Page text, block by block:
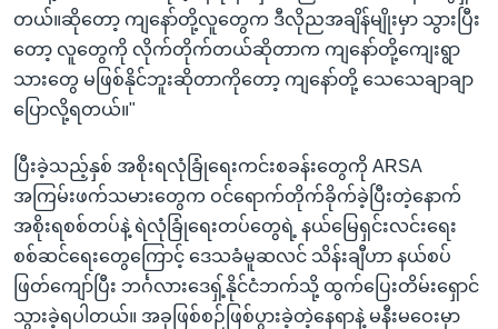
တယ်။ဆိုတော့ ကျနော်တို့လူတွေက ဒီလိုညအချိန်မျိုးမှာ သွားပြီး
တော့ လူတွေကို လိုက်တိုက်တယ်ဆိုတာက ကျနော်တို့ကျေးရွာ
သားတွေ မဖြစ်နိုင်ဘူးဆိုတာကိုတော့ ကျနော်တို့ သေသေချာချာ
ပြောလို့ရတယ်။"
ပြီးခဲ့သည့်နှစ် အစိုးရလုံခြုံရေးကင်းစခန်းတွေကို ARSA
အကြမ်းဖက်သမားတွေက ဝင်ရောက်တိုက်ခိုက်ခဲ့ပြီးတဲ့နောက်
အစိုးရစစ်တပ်နဲ့ ရဲလုံခြုံရေးတပ်တွေရဲ့ နယ်မြေရှင်းလင်းရေး
စစ်ဆင်ရေးတွေကြောင့် ဒေသခံမူဆလင် သိန်းချီဟာ နယ်စပ်
ဖြတ်ကျော်ပြီး ဘင်္ဂလားဒေရှ့်နိုင်ငံဘက်သို့ ထွက်ပြေးတိမ်းရှောင်
သွားခဲ့ရပါတယ်။ အခုဖြစ်စဉ်ဖြစ်ပွားခဲ့တဲ့နေရာနဲ့ မနီးမဝေးမှာ